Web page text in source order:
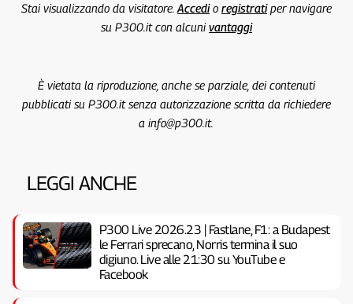
Stai visualizzando da visitatore. Accedio registratiper navigare
su P300.it con alcunivantaggi
È vietata la riproduzione, anche se parziale, dei contenuti
pubblicati su P300.it senza autorizzazione scritta da richiedere
a info@p300.it.
LEGGI ANCHE
P300 Live 2026.23 | Fastlane, F1: a Budapest
le Ferrari sprecano, Norris termina il suo
digiuno. Live alle 21:30 su YouTube e
Facebook